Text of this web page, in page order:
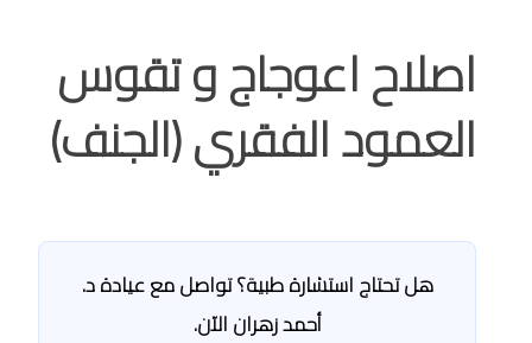
اصلاح اعوجاج و تقوس
العمود الفقري (الجنف)
هل تحتاج استشارة طبية؟ تواصل مع عيادة د.
أحمد زهران الآن.